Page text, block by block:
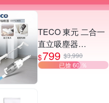
TECO 東元 二合一
直立吸塵器
XYFXJ068
$799 $3,990
已搶 60 ％